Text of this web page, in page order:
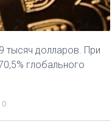
тысяч долларов. При
глобального
0